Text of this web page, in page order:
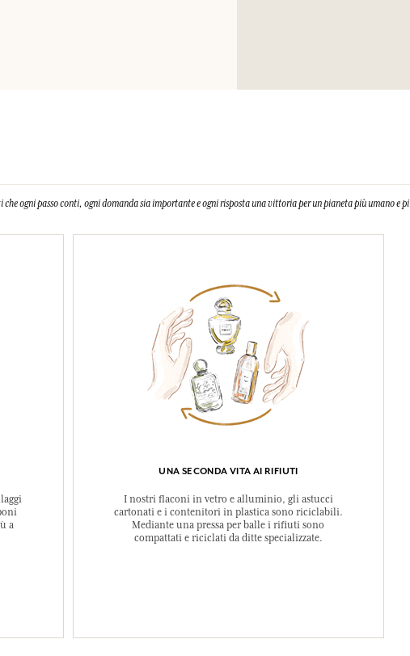
ogni passo conti, ogni domanda sia importante e ogni risposta una vittoria per un pianeta più umano e
a
UNA SECONDA VITA AI RIFIUTI
I nostri flaconi in vetro e alluminio, gli astucci
cartonati e i contenitori in plastica sono riciclabili.
Mediante una pressa per balle i rifiuti sono
compattati e riciclati da ditte specializzate.